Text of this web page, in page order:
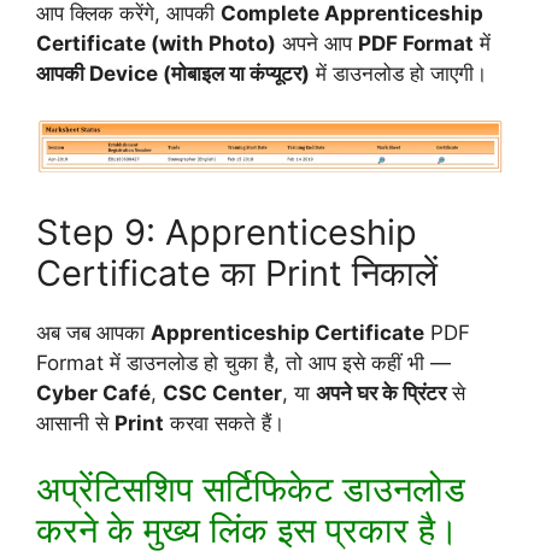
आप क्लिक करेंगे, आपकी Complete Apprenticeship
Certificate (with Photo) अपने आप PDF Format में
आपकी Device (मोबाइल या कंप्यूटर) में डाउनलोड हो जाएगी।
Step 9: Apprenticeship
Certificate का Print निकालें
अब जब आपका Apprenticeship Certificate PDF
Format में डाउनलोड हो चुका है, तो आप इसे कहीं भी —
Cyber Café, CSC Center, या अपने घर के प्रिंटरसे
आसानी से Print करवा सकते हैं।
अप्रेंटिसशिप सर्टिफिकेट डाउनलोड
करने के मुख्य लिंक इस प्रकार है।